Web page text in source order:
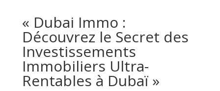
« Dubai Immo :
Découvrez le Secret des
Investissements
Immobiliers Ultra-
Rentables à Dubaï »